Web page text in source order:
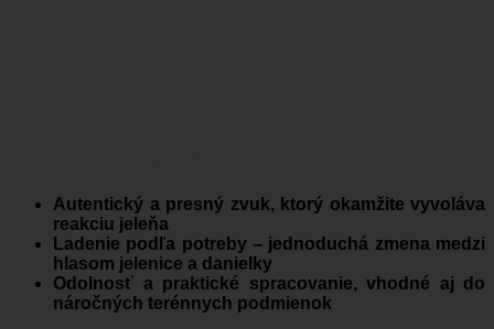
Autentický a presný zvuk, ktorý okamžite vyvoláva
reakciu jeleňa
Ladenie podľa potreby – jednoduchá zmena medzi
hlasom jelenice a danielky
Odolnosť a praktické spracovanie, vhodné aj do
náročných terénnych podmienok